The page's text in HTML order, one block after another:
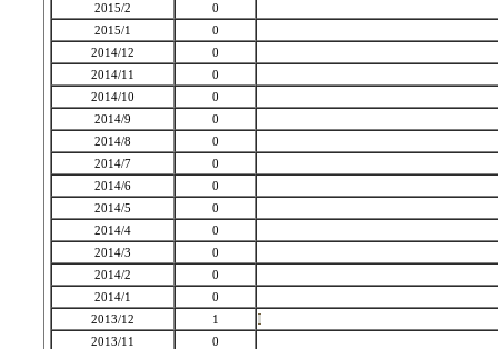
2015/2
0
2015/1
0
2014/12
0
2014/11
0
2014/10
0
2014/9
0
2014/8
0
2014/7
0
2014/6
0
2014/5
0
2014/4
0
2014/3
0
2014/2
0
2014/1
0
2013/12
1
2013/11
0